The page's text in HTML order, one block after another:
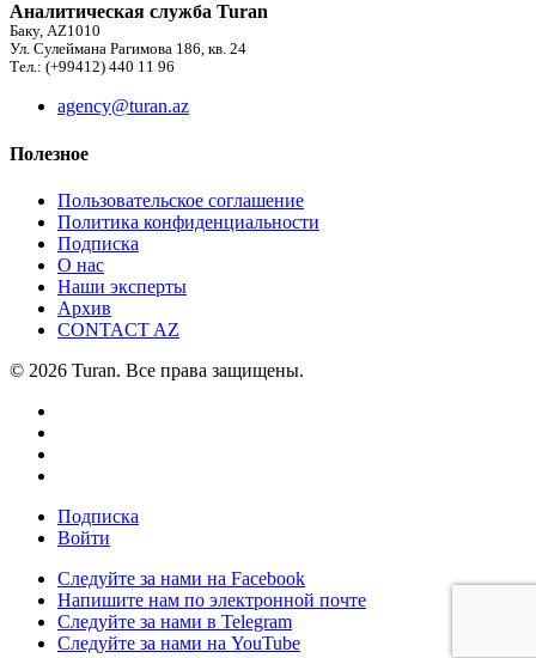
Аналитическая служба Turan
Баку, AZ1010
Ул. Сулеймана Рагимова 186, кв. 24
Тел.: (+99412) 440 11 96
agency@turan.az
Полезное
Пользовательское соглашение
Политика конфиденциальности
Подписка
О нас
Наши эксперты
Архив
CONTACT AZ
© 2026 Turan. Все права защищены.
Подписка
Войти
Следуйте за нами на Facebook
Напишите нам по электронной почте
Следуйте за нами в Telegram
Следуйте за нами на YouTube